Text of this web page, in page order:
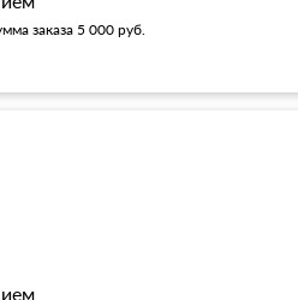
заказа 5 000 руб.